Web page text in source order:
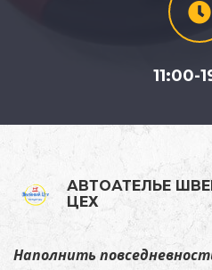
11:00-
АВТОАТЕЛЬЕ
ЦЕХ
Наполнить